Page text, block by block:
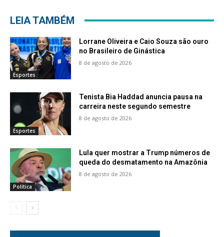
LEIA TAMBÉM
Esportes
Lorrane Oliveira e Caio Souza são ouro
no Brasileiro de Ginástica
8 de agosto de 2026
Esportes
Tenista Bia Haddad anuncia pausa na
carreira neste segundo semestre
8 de agosto de 2026
Política
Lula quer mostrar a Trump números de
queda do desmatamento na Amazônia
8 de agosto de 2026